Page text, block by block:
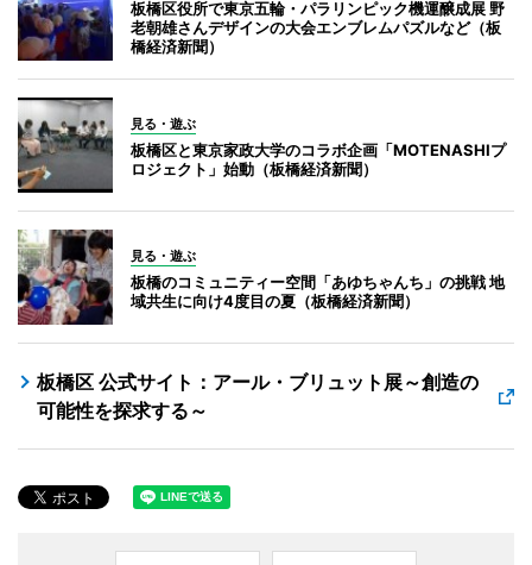
板橋区役所で東京五輪・パラリンピック機運醸成展 野
老朝雄さんデザインの大会エンブレムパズルなど（板
橋経済新聞）
見る・遊ぶ
板橋区と東京家政大学のコラボ企画「MOTENASHIプ
ロジェクト」始動（板橋経済新聞）
見る・遊ぶ
板橋のコミュニティー空間「あゆちゃんち」の挑戦 地
域共生に向け4度目の夏（板橋経済新聞）
板橋区 公式サイト：アール・ブリュット展～創造の
可能性を探求する～